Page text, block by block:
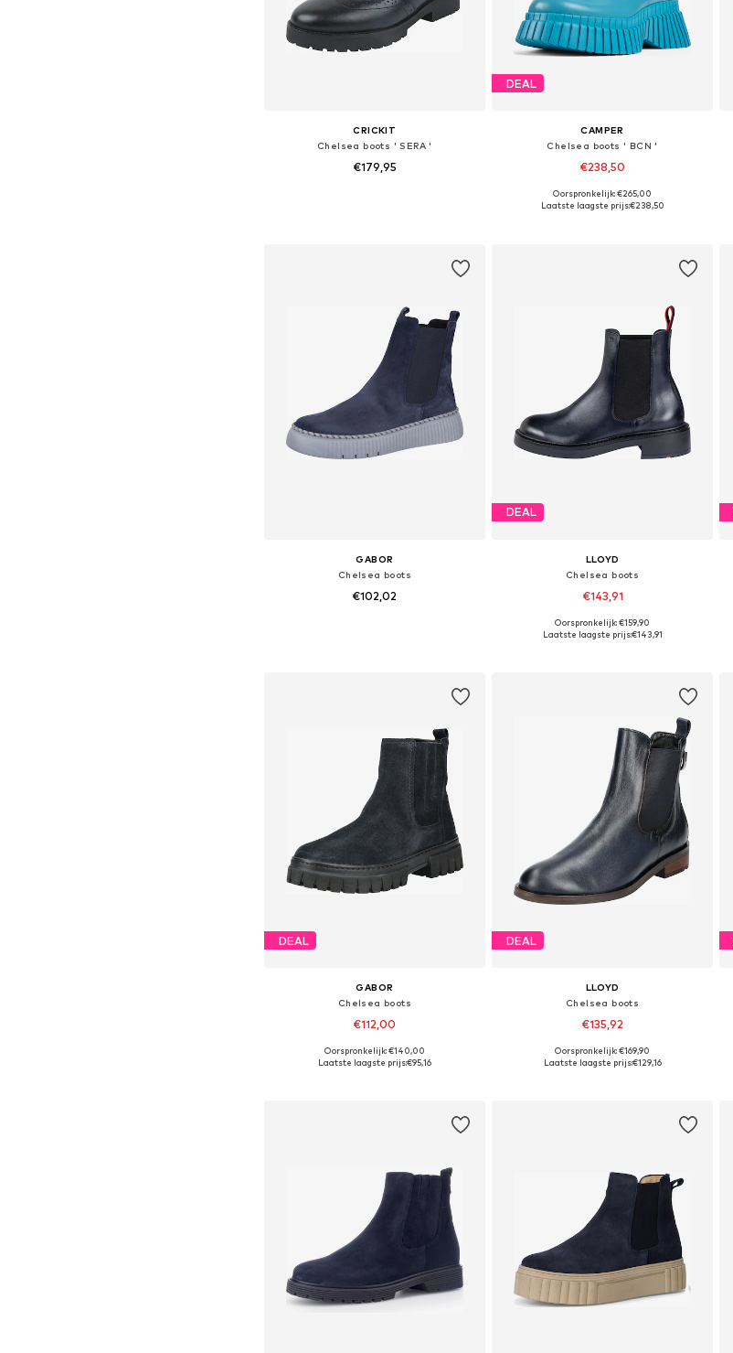
CRICKIT
Chelsea boots ' SERA '
€179,95
DEAL
CAMPER
Chelsea boots ' BCN '
€238,50
Beschikbare maten: 37, 38, 39
Oorspronkelijk: €265,00
Laatste laagste prijs:€238,50
GABOR
Chelsea boots
€102,02
DEAL
LLOYD
Chelsea boots
€143,91
Beschikbare maten: 37, 37,5
Oorspronkelijk: €159,90
Laatste laagste prijs:€143,91
DEAL
GABOR
Chelsea boots
€112,00
Beschikbare maten: 37,5, 40, 42
Oorspronkelijk: €140,00
Laatste laagste prijs:€95,16
DEAL
LLOYD
Chelsea boots
€135,92
Beschikbare maten: 40, 40,5
Oorspronkelijk: €169,90
Laatste laagste prijs:€129,16